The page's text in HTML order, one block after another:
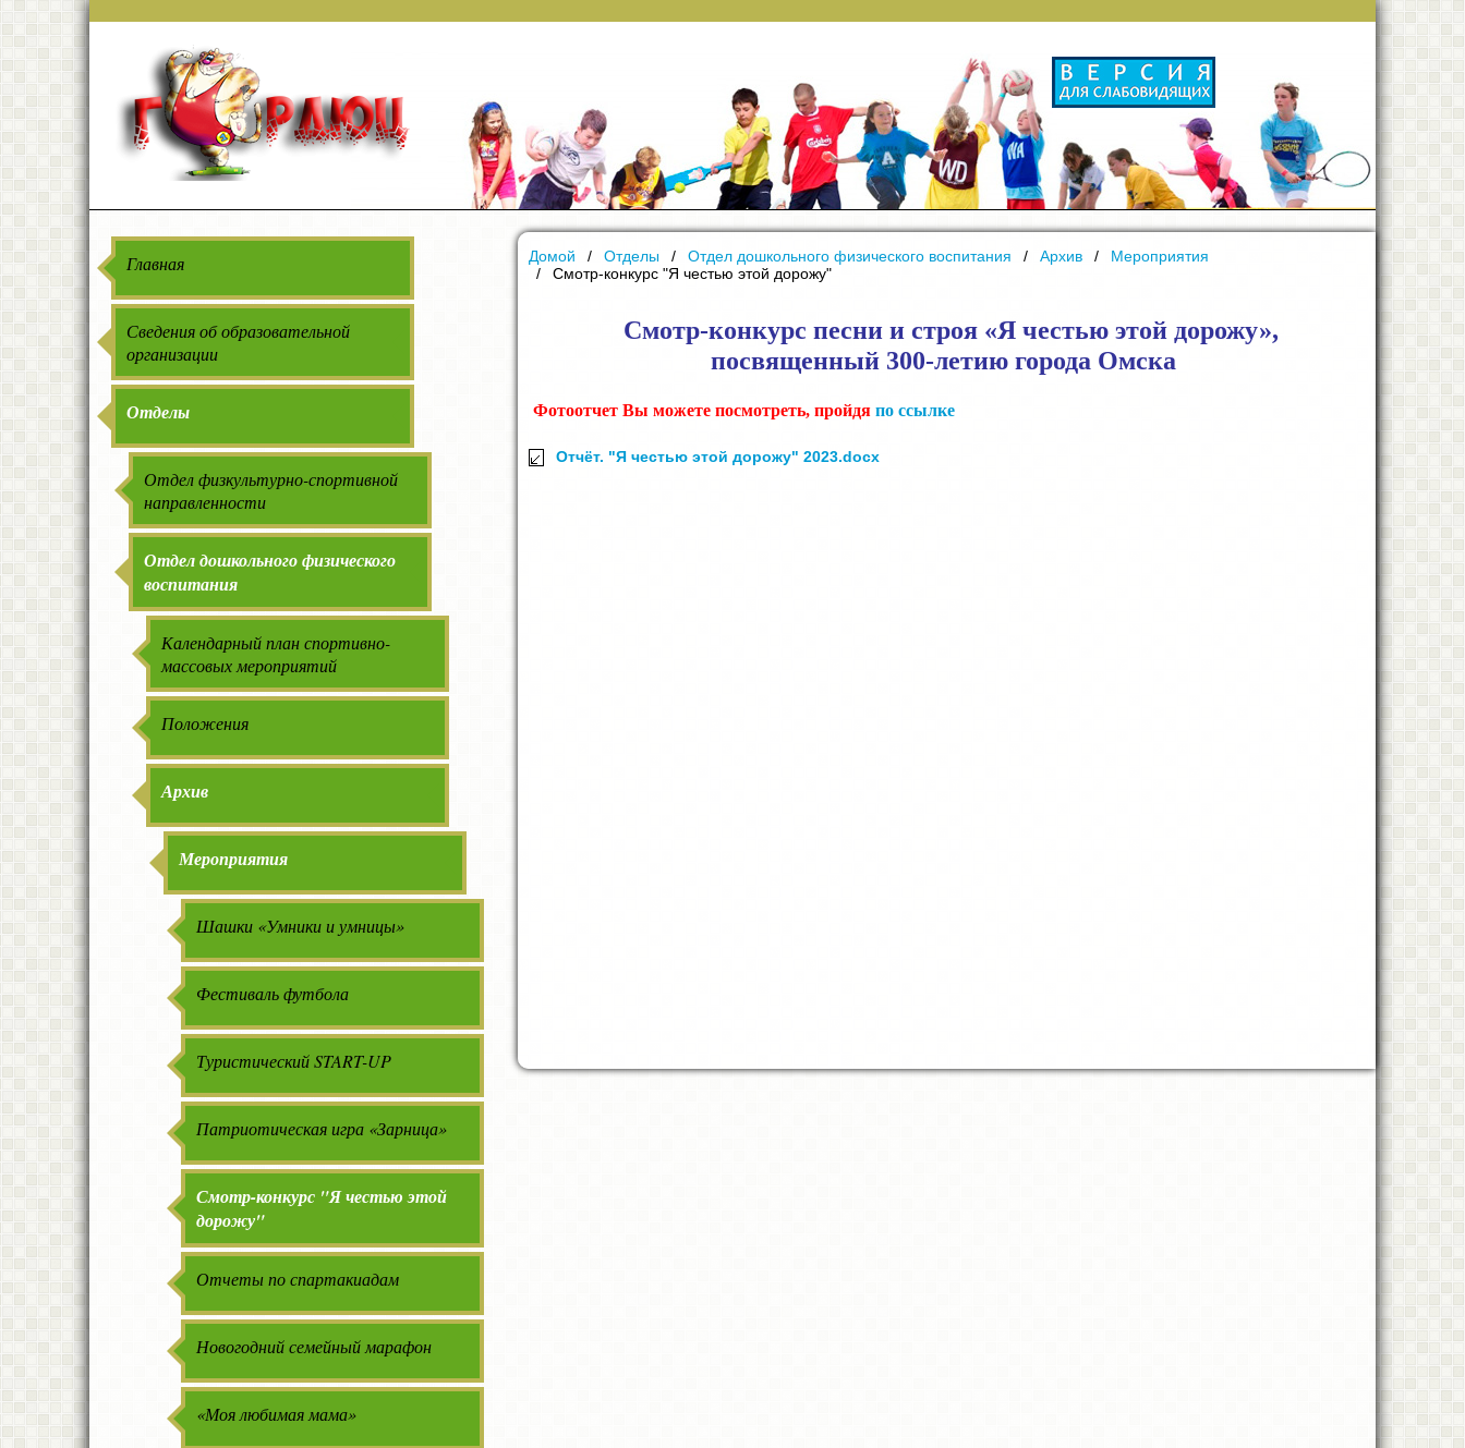
Главная
Сведения об образовательной
организации
Отделы
Отдел физкультурно-спортивной
направленности
Отдел дошкольного физического
воспитания
Календарный план спортивно-
массовых мероприятий
Положения
Архив
Мероприятия
Шашки «Умники и умницы»
Фестиваль футбола
Туристический START-UP
Патриотическая игра «Зарница»
Смотр-конкурс "Я честью этой
дорожу"
Отчеты по спартакиадам
Новогодний семейный марафон
«Моя любимая мама»
Домой Отделы Отдел дошкольного физического воспитания Архив
Мероприятия
Смотр-конкурс "Я честью этой дорожу"
Смотр-конкурс песни и строя «Я честью этой дорожу»,
посвященный 300-летию города Омска
Фотоотчет Вы можете посмотреть, пройдя по ссылке
Отчёт. "Я честью этой дорожу" 2023.docx